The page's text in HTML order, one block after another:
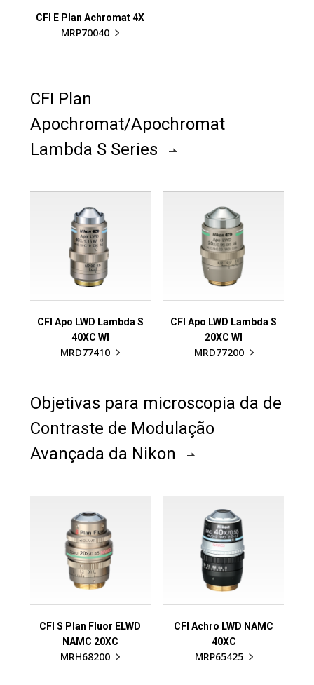
CFI E Plan Achromat 4X
MRP70040
CFI Plan
Apochromat/Apochromat
Lambda S Series
CFI Apo LWD Lambda S
40XC WI
MRD77410
CFI Apo LWD Lambda S
20XC WI
MRD77200
Objetivas para microscopia da de
Contraste de Modulação
Avançada da Nikon
CFI S Plan Fluor ELWD
NAMC 20XC
MRH68200
CFI Achro LWD NAMC
40XC
MRP65425